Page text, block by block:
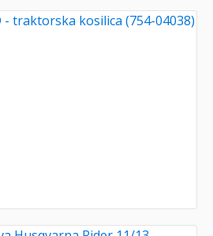
traktorska kosilica (754-04038)